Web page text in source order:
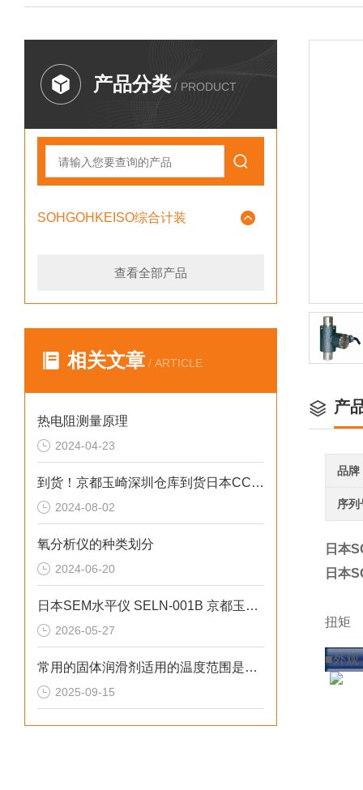
产品分类 / PRODUCT
SOHGOHKEISO综合计装
查看全部产品
相关文章 / ARTICLE
热电阻测量原理
2024-04-23
到货！京都玉崎深圳仓库到货日本CCS光源LFL-612SW2-P
2024-08-02
氧分析仪的种类划分
2024-06-20
日本SEM水平仪 SELN-001B 京都玉崎优势供应
2026-05-27
常用的固体润滑剂适用的温度范围是多少
2025-09-15
产
品牌
序列
日本
日本
扭矩
传感器
■外观